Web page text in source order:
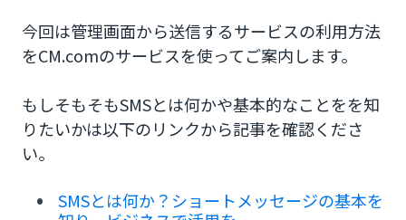
今回は管理画面から送信するサービスの利用方法
をCM.comのサービスを使ってご案内します。
もしそもそもSMSとは何かや基本的なことをを知
りたいかは以下のリンクから記事を確認くださ
い。
SMSとは何か？ショートメッセージの基本を